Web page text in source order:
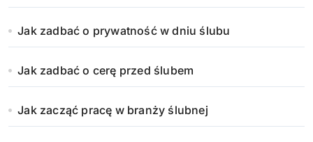
Jak zadbać o prywatność w dniu ślubu
Jak zadbać o cerę przed ślubem
Jak zacząć pracę w branży ślubnej